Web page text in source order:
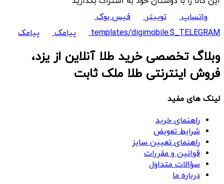
واتساپ
توییتر
فیس بوک
templates/digimobile.$_TELEGRAM
پیامک پیامک
وبلاگ تخصصی خرید طلا آنلاین از یزد،
فروش اینترنتی طلا ملک ثابت
لینک های مفید
راهنمای خرید
شرایط تعویض
راهنمای تعیین سایز
قوانین و مقررات
سؤالات متداول
درباره ما